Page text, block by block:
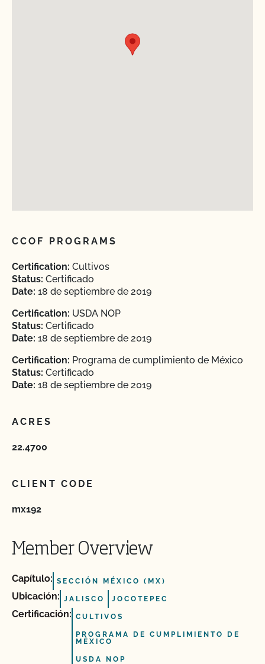
CCOF PROGRAMS
Certification: Cultivos
Status: Certificado
Date: 18 de septiembre de 2019
Certification: USDA NOP
Status: Certificado
Date: 18 de septiembre de 2019
Certification: Programa de cumplimiento de México
Status: Certificado
Date: 18 de septiembre de 2019
ACRES
22.4700
CLIENT CODE
mx192
Member Overview
Capítulo: SECCIÓN MÉXICO (MX)
Ubicación: JALISCO JOCOTEPEC
Certificación: CULTIVOS
PROGRAMA DE CUMPLIMIENTO DE
MÉXICO
USDA NOP